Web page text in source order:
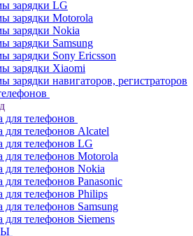
зарядки LG
зарядки Motorola
зарядки Nokia
зарядки Samsung
зарядки Sony Ericsson
зарядки Xiaomi
зарядки навигаторов, регистраторов
для телефонов
для телефонов Alcatel
для телефонов LG
для телефонов Motorola
для телефонов Nokia
для телефонов Panasonic
для телефонов Philips
для телефонов Samsung
для телефонов Siemens